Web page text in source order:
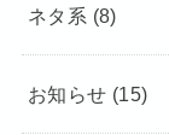
ネタ系 (8)
お知らせ (15)